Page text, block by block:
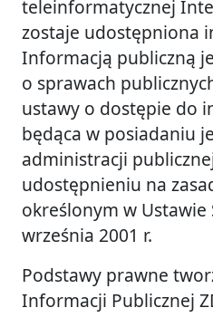
teleinformatycznej
zostaje udostępniona
Informacją publiczną
o sprawach
ustawy o dostępie do
będąca w posiadaniu
administracji
udostępnieniu na
określonym w Ustawie
września 2001 r.
Podstawy prawne
Informacji Publicznej